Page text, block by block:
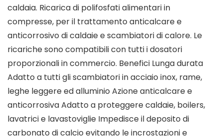
caldaia. Ricarica di polifosfati alimentari in
compresse, per il trattamento anticalcare e
anticorrosivo di caldaie e scambiatori di calore. Le
ricariche sono compatibili con tutti i dosatori
proporzionali in commercio. Benefici Lunga durata
Adatto a tutti gli scambiatori in acciaio inox, rame,
leghe leggere ed alluminio Azione anticalcare e
anticorrosiva Adatto a proteggere caldaie, boilers,
lavatrici e lavastoviglie Impedisce il deposito di
carbonato di calcio evitando le incrostazioni e